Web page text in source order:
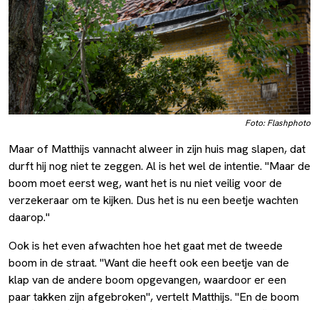
Foto: Flashphoto
Maar of Matthijs vannacht alweer in zijn huis mag slapen, dat
durft hij nog niet te zeggen. Al is het wel de intentie. "Maar de
boom moet eerst weg, want het is nu niet veilig voor de
verzekeraar om te kijken. Dus het is nu een beetje wachten
daarop."
Ook is het even afwachten hoe het gaat met de tweede
boom in de straat. "Want die heeft ook een beetje van de
klap van de andere boom opgevangen, waardoor er een
paar takken zijn afgebroken", vertelt Matthijs. "En de boom